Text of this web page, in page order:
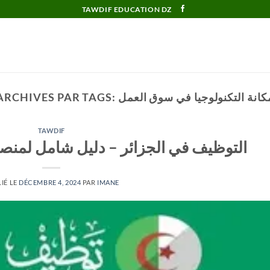
TAWDIF EDUCATION DZ
PAR TAGS: التكنولوجيا في سوق العمل
TAWDIF
التوظيف في الجزائر – دليل شامل
LE DÉCEMBRE 4, 2024 PAR IMANE